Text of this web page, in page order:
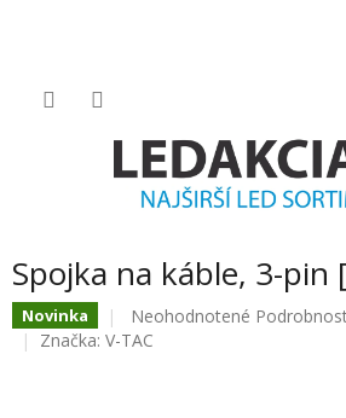
Spojka na káble, 3-pin
Novinka
Priemerné
hodnotenie
Neohodnotené
Značka: V-TAC